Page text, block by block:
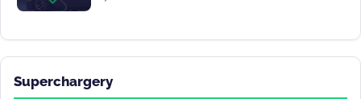
Superchargery